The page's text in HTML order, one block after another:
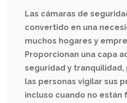
Las cámaras de
convertido en una
muchos hogares y
Proporcionan una capa
seguridad y
las personas vigilar sus
incluso cuando no están